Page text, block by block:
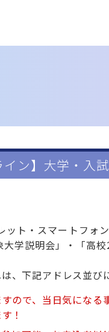
イン】大学・入
ット・スマートフォ
大学説明会」・「
、下記アドレス並び
ので、当日気にな
！